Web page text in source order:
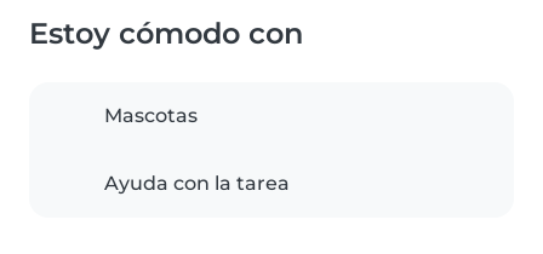
Estoy cómodo con
Mascotas
Ayuda con la tarea